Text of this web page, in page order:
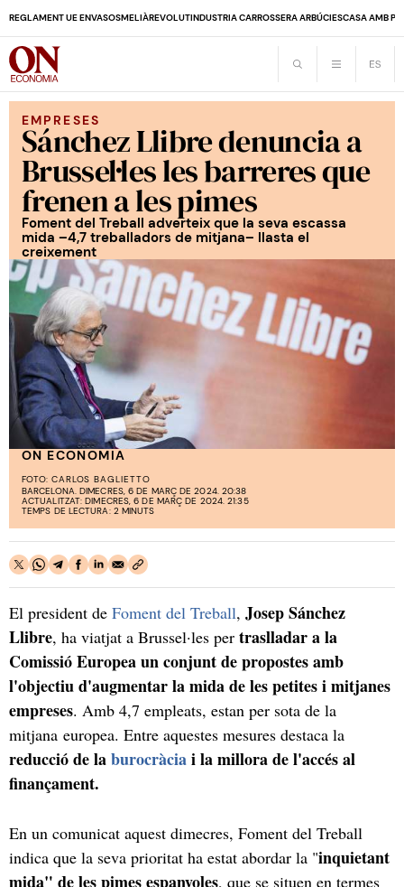
REGLAMENT UE ENVASOSMELIÀREVOLUTINDUSTRIA CARROSSERA ARBÚCIESCASA AMB
EMPRESES
Sánchez Llibre denuncia a
Brussel·les les barreres que
frenen a les pimes
Foment del Treball adverteix que la seva escassa
mida –4,7 treballadors de mitjana– llasta el
creixement
ON ECONOMIA
FOTO: CARLOS BAGLIETTO
BARCELONA. DIMECRES, 6 DE MARÇ DE 2024. 20:38
ACTUALITZAT: DIMECRES, 6 DE MARÇ DE 2024. 21:35
TEMPS DE LECTURA: 2 MINUTS
El president de Foment del Treball, Josep Sánchez
Llibre, ha viatjat a Brussel·les per traslladar a la
Comissió Europea un conjunt de propostes amb
l'objectiu d'augmentar la mida de les petites i mitjanes
empreses. Amb 4,7 empleats, estan per sota de la
mitjana europea. Entre aquestes mesures destaca la
reducció de laburocràciai la millora de l'accés al
finançament.
En un comunicat aquest dimecres, Foment del Treball
indica que la seva prioritat ha estat abordar la "inquietant
mida" de les pimes espanyoles, que se situen en termes